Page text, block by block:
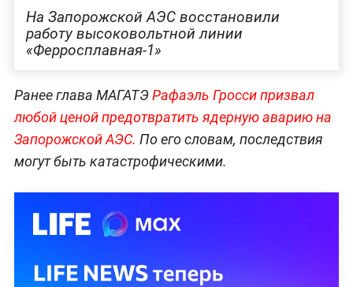
На Запорожской АЭС восстановили
работу высоковольтной линии
«Ферросплавная-1»
Ранее глава МАГАТЭРафаэль Гросси призвал
любой ценой предотвратить ядерную аварию на
Запорожской АЭС. По его словам, последствия
могут быть катастрофическими.